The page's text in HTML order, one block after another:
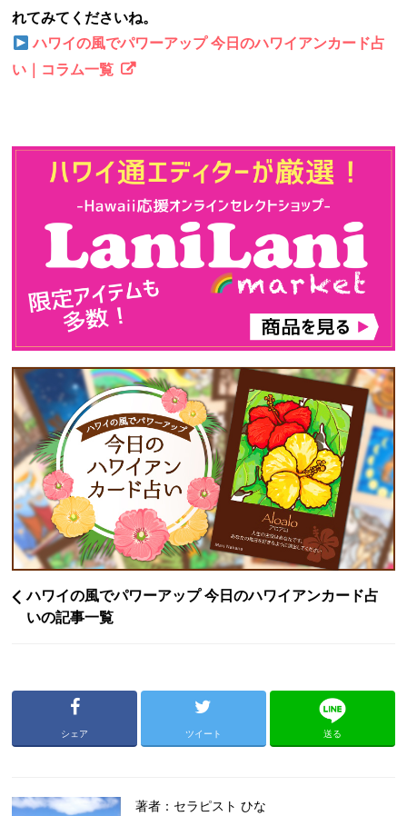
れてみてくださいね。
ハワイの風でパワーアップ 今日のハワイアンカード占
い｜コラム一覧
ハワイの風でパワーアップ 今日のハワイアンカード占
いの記事一覧
シェア ツイート 送る
著者：セラピスト ひな